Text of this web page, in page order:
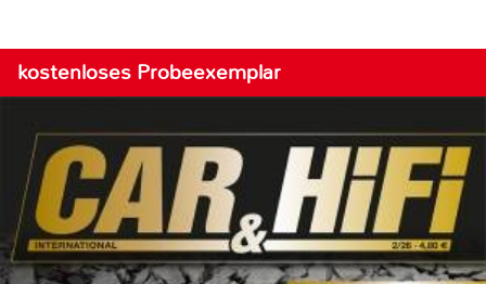
kostenloses Probeexemplar